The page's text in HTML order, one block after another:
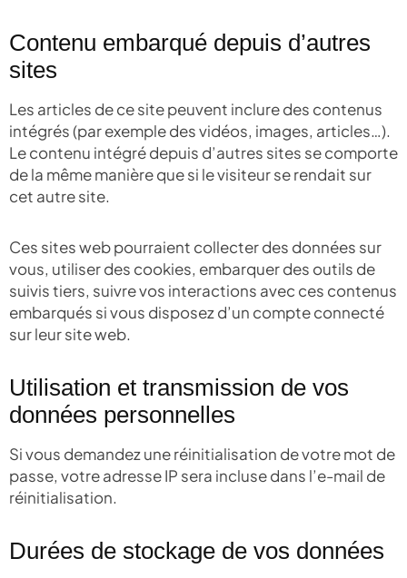
Contenu embarqué depuis d’autres
sites
Les articles de ce site peuvent inclure des contenus
intégrés (par exemple des vidéos, images, articles…).
Le contenu intégré depuis d’autres sites se comporte
de la même manière que si le visiteur se rendait sur
cet autre site.
Ces sites web pourraient collecter des données sur
vous, utiliser des cookies, embarquer des outils de
suivis tiers, suivre vos interactions avec ces contenus
embarqués si vous disposez d’un compte connecté
sur leur site web.
Utilisation et transmission de vos
données personnelles
Si vous demandez une réinitialisation de votre mot de
passe, votre adresse IP sera incluse dans l’e-mail de
réinitialisation.
Durées de stockage de vos données